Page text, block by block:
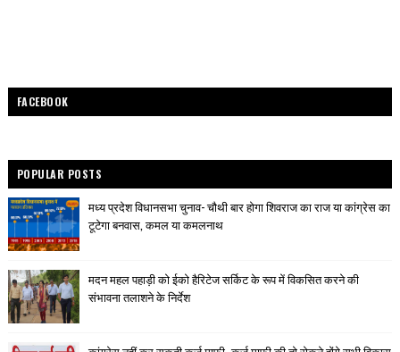
FACEBOOK
POPULAR POSTS
मध्य प्रदेश विधानसभा चुनाव- चौथी बार होगा शिवराज का राज या कांग्रेस का
टूटेगा बनवास, कमल या कमलनाथ
मदन महल पहाड़ी को ईको हैरिटेज सर्किट के रूप में विकसित करने की
संभावना तलाशने के निर्देश